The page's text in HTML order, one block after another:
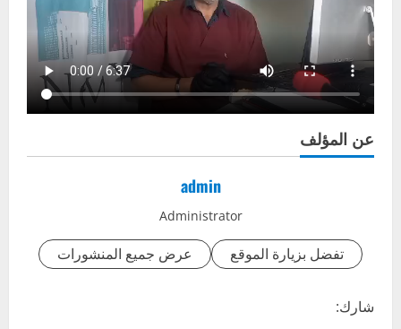
عن المؤلف
admin
Administrator
تفضل بزيارة الموقع عرض جميع المنشورات
شارك: